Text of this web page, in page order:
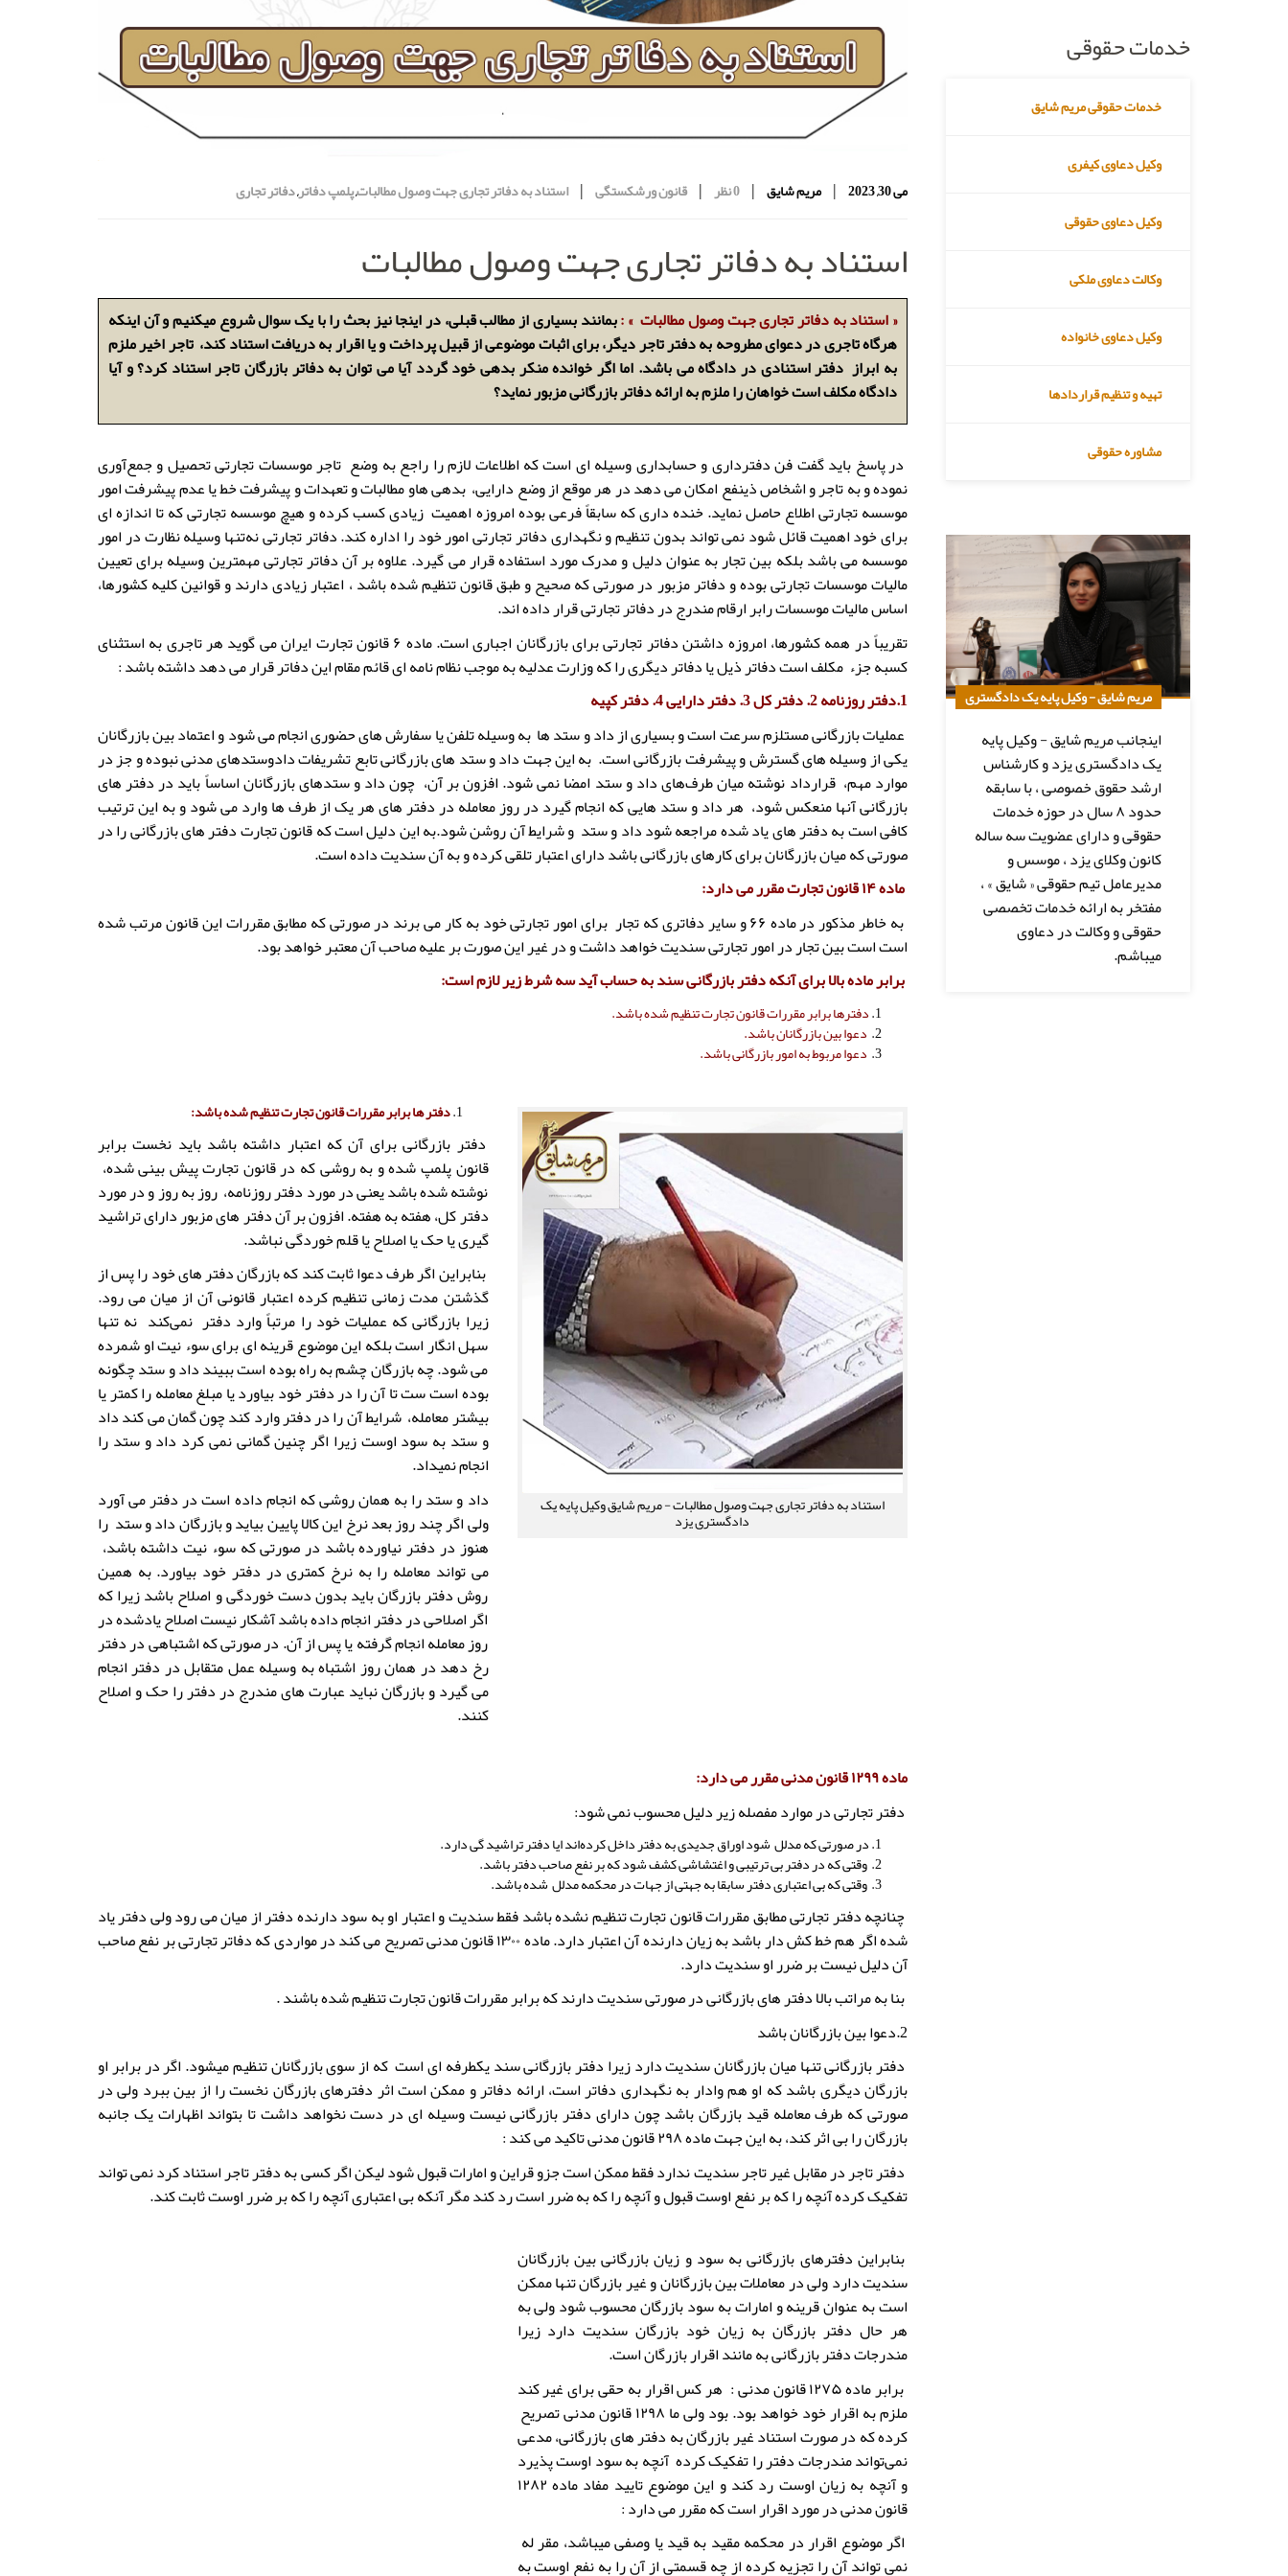
می 30, 2023 | مریم شایق | 0 نظر | قانون ورشکستگی | استناد به دفاتر تجاری جهت وصول مطالبات,پلمپ دفاتر,دفاتر تجاری
استناد به دفاتر تجاری جهت وصول مطالبات
« استناد به دفاتر تجاری جهت وصول مطالبات » :بمانند بسیاری از مطالب قبلی، در اینجا نیز بحث را با یک سوال شروع میکنیم و آن اینکه
هرگاه تاجری در دعوای مطروحه به دفتر تاجر دیگر، برای اثبات موضوعی از قبیل پرداخت و یا اقرار به دریافت استناد کند، تاجر اخیر ملزم
به ابراز دفتر استنادی در دادگاه می باشد. اما اگر خوانده منکر بدهی خود گردد آیا می توان به دفاتر بازرگان تاجر استناد کرد؟ و آیا
دادگاه مکلف است خواهان را ملزم به ارائه دفاتر بازرگانی مزبور نماید؟
در پاسخ باید گفت فن دفترداری و حسابداری وسیله ای است که اطلاعات لازم را راجع به وضع تاجر موسسات تجارتی تحصیل و جمع‌آوری
نموده و به تاجر و اشخاص ذینفع امکان می دهد در هر موقع از وضع دارایی، بدهی هاو مطالبات و تعهدات و پیشرفت خط یا عدم پیشرفت امور
موسسه تجارتی اطلاع حاصل نماید. خنده داری که سابقاً فرعی بوده امروزه اهمیت زیادی کسب کرده و هیچ موسسه تجارتی که تا اندازه ای
برای خود اهمیت قائل شود نمی تواند بدون تنظیم و نگهداری دفاتر تجارتی امور خود را اداره کند. دفاتر تجارتی نه‌تنها وسیله نظارت در امور
موسسه می باشد بلکه بین تجار به عنوان دلیل و مدرک مورد استفاده قرار می گیرد. علاوه بر آن دفاتر تجارتی مهمترین وسیله برای تعیین
مالیات موسسات تجارتی بوده و دفاتر مزبور در صورتی که صحیح و طبق قانون تنظیم شده باشد ، اعتبار زیادی دارند و قوانین کلیه کشورها،
اساس مالیات موسسات رابر ارقام مندرج در دفاتر تجارتی قرار داده اند.
تقریباً در همه کشورها، امروزه داشتن دفاتر تجارتی برای بازرگانان اجباری است. ماده ۶ قانون تجارت ایران می گوید هر تاجری به استثنای
کسبه جزء مکلف است دفاتر ذیل یا دفاتر دیگری را که وزارت عدلیه به موجب نظام نامه ای قائم مقام این دفاتر قرار می دهد داشته باشد :
1.دفتر روزنامه 2. دفتر کل 3. دفتر دارایی 4. دفتر کپیه
عملیات بازرگانی مستلزم سرعت است و بسیاری از داد و ستد ها به وسیله تلفن یا سفارش های حضوری انجام می شود و اعتماد بین بازرگانان
یکی از وسیله های گسترش و پیشرفت بازرگانی است. به این جهت داد و ستد های بازرگانی تابع تشریفات دادوستدهای مدنی نبوده و جز در
موارد مهم، قرارداد نوشته میان طرف‌های داد و ستد امضا نمی شود. افزون بر آن، چون داد و ستدهای بازرگانان اساساً باید در دفتر های
بازرگانی آنها منعکس شود، هر داد و ستد هایی که انجام گیرد در روز معامله در دفتر های هر یک از طرف ها وارد می شود و به این ترتیب
کافی است به دفتر های یاد شده مراجعه شود داد و ستد و شرایط آن روشن شود.به این دلیل است که قانون تجارت دفتر های بازرگانی را در
صورتی که میان بازرگانان برای کارهای بازرگانی باشد دارای اعتبار تلقی کرده و به آن سندیت داده است.
ماده ۱۴ قانون تجارت مقرر می دارد:
به خاطر مذکور در ماده ۶۶ و سایر دفاتری که تجار برای امور تجارتی خود به کار می برند در صورتی که مطابق مقررات این قانون مرتب شده
است است بین تجار در امور تجارتی سندیت خواهد داشت و در غیر این صورت بر علیه صاحب آن معتبر خواهد بود.
برابر ماده بالا برای آنکه دفتر بازرگانی سند به حساب آید سه شرط زیر لازم است:
دفترها برابر مقررات قانون تجارت تنظیم شده باشد.
دعوا بین بازرگانان باشد.
دعوا مربوط به امور بازرگانی باشد.
دفتر ها برابر مقررات قانون تجارت تنظیم شده باشد:
دفتر بازرگانی برای آن که اعتبار داشته باشد باید نخست برابر
قانون پلمپ شده و به روشی که در قانون تجارت پیش بینی شده،
نوشته شده باشد یعنی در مورد دفتر روزنامه، روز به روز و در مورد
دفتر کل، هفته به هفته. افزون بر آن دفتر های مزبور دارای تراشید
گیری یا حک یا اصلاح یا قلم خوردگی نباشد.
بنابراین اگر طرف دعوا ثابت کند که بازرگان دفتر های خود را پس از
گذشتن مدت زمانی تنظیم کرده اعتبار قانونی آن از میان می رود.
زیرا بازرگانی که عملیات خود را مرتباً وارد دفتر نمی‌کند نه تنها
سهل انگار است بلکه این موضوع قرینه ای برای سوء نیت او شمرده
می شود. چه بازرگان چشم به راه بوده است ببیند داد و ستد چگونه
بوده است ست تا آن را در دفتر خود بیاورد یا مبلغ معامله را کمتر یا
بیشتر معامله، شرایط آن را در دفتر وارد کند چون گمان می کند داد
و ستد به سود اوست زیرا اگر چنین گمانی نمی کرد داد و ستد را
انجام نمیداد.
داد و ستد را به همان روشی که انجام داده است در دفتر می آورد
ولی اگر چند روز بعد نرخ این کالا پایین بیاید و بازرگان داد و ستد را
هنوز در دفتر نیاورده باشد در صورتی که سوء نیت داشته باشد،
می تواند معامله را به نرخ کمتری در دفتر خود بیاورد. به همین
روش دفتر بازرگان باید بدون دست خوردگی و اصلاح باشد زیرا که
اگر اصلاحی در دفتر انجام داده باشد آشکار نیست اصلاح یادشده در
روز معامله انجام گرفته یا پس از آن. در صورتی که اشتباهی در دفتر
رخ دهد در همان روز اشتباه به وسیله عمل متقابل در دفتر انجام
می گیرد و بازرگان نباید عبارت های مندرج در دفتر را حک و اصلاح
کنند.
استناد به دفاتر تجاری جهت وصول مطالبات - مریم شایق وکیل پایه یک
دادگستری یزد
ماده ۱۲۹۹ قانون مدنی مقرر می دارد:
دفتر تجارتی در موارد مفصله زیر دلیل محسوب نمی شود:
در صورتی که مدلل شود اوراق جدیدی به دفتر داخل کرده‌اند ایا دفتر تراشید گی دارد.
وقتی که در دفتر بی ترتیبی و اغتشاشی کشف شود که بر نفع صاحب دفتر باشد.
وقتی که بی اعتباری دفتر سابقا به جهتی از جهات در محکمه مدلل شده باشد.
چنانچه دفتر تجارتی مطابق مقررات قانون تجارت تنظیم نشده باشد فقط سندیت و اعتبار او به سود دارنده دفتر از میان می رود ولی دفتر یاد
شده اگر هم خط کش دار باشد به زیان دارنده آن اعتبار دارد. ماده ۱۳۰۰ قانون مدنی تصریح می کند در مواردی که دفاتر تجارتی بر نفع صاحب
آن دلیل نیست بر ضرر او سندیت دارد.
بنا به مراتب بالا دفتر های بازرگانی در صورتی سندیت دارند که برابر مقررات قانون تجارت تنظیم شده باشند .
2.دعوا بین بازرگانان باشد
دفتر بازرگانی تنها میان بازرگانان سندیت دارد زیرا دفتر بازرگانی سند یکطرفه ای است که از سوی بازرگانان تنظیم میشود. اگر در برابر او
بازرگان دیگری باشد که او هم وادار به نگهداری دفاتر است، ارائه دفاتر و ممکن است اثر دفترهای بازرگان نخست را از بین ببرد ولی در
صورتی که طرف معامله قید بازرگان باشد چون دارای دفتر بازرگانی نیست وسیله ای در دست نخواهد داشت تا بتواند اظهارات یک جانبه
بازرگان را بی اثر کند، به این جهت ماده ۲۹۸ قانون مدنی تاکید می کند :
دفتر تاجر در مقابل غیر تاجر سندیت ندارد فقط ممکن است جزو قراین و امارات قبول شود لیکن اگر کسی به دفتر تاجر استناد کرد نمی تواند
تفکیک کرده آنچه را که بر نفع اوست قبول و آنچه را که به ضرر است رد کند مگر آنکه بی اعتباری آنچه را که بر ضرر اوست ثابت کند.
بنابراین دفترهای بازرگانی به سود و زیان بازرگانی بین بازرگانان
سندیت دارد ولی در معاملات بین بازرگانان و غیر بازرگان تنها ممکن
است به عنوان قرینه و امارات به سود بازرگان محسوب شود ولی به
هر حال دفتر بازرگان به زیان خود بازرگان سندیت دارد زیرا
مندرجات دفتر بازرگانی به مانند اقرار بازرگان است.
برابر ماده ۱۲۷۵ قانون مدنی : هر کس اقرار به حقی برای غیر کند
ملزم به اقرار خود خواهد بود. بود ولی ما ۱۲۹۸ قانون مدنی تصریح
کرده که در صورت استناد غیر بازرگان به دفتر های بازرگانی، مدعی
نمی‌تواند مندرجات دفتر را تفکیک کرده آنچه به سود اوست پذیرد
و آنچه به زیان اوست رد کند و این موضوع تایید مفاد ماده ۱۲۸۲
قانون مدنی در مورد اقرار است که مقرر می دارد :
اگر موضوع اقرار در محکمه مقید به قید یا وصفی میباشد، مقر له
نمی تواند آن را تجزیه کرده از چه قسمتی از آن را به نفع اوست به
خدمات حقوقی
خدمات حقوقی مریم شایق
وکیل دعاوی کیفری
وکیل دعاوی حقوقی
وکالت دعاوی ملکی
وکیل دعاوی خانواده
تهیه و تنظیم قراردادها
مشاوره حقوقی
مریم شایق - وکیل پایه یک دادگستری
اینجانب مریم شایق - وکیل پایه
یک دادگستری یزد و کارشناس
ارشد حقوق خصوصی ، با سابقه
حدود ۸ سال در حوزه خدمات
حقوقی و دارای عضویت سه ساله
کانون وکلای یزد ، موسس و
مدیرعامل تیم حقوقی « شایق » ،
مفتخر به ارائه خدمات تخصصی
حقوقی و وکالت در دعاوی
میباشم.